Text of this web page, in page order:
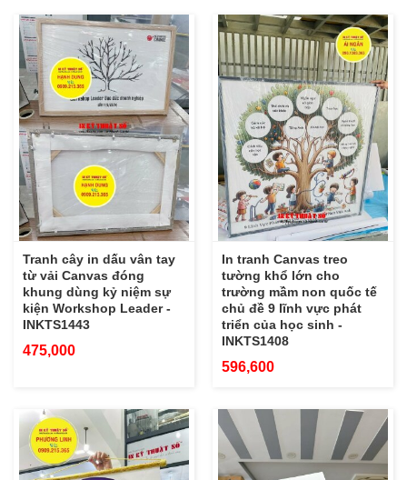
Tranh cây in dấu vân tay
từ vải Canvas đóng
khung dùng kỷ niệm sự
kiện Workshop Leader -
INKTS1443
475,000
In tranh Canvas treo
tường khổ lớn cho
trường mầm non quốc tế
chủ đề 9 lĩnh vực phát
triển của học sinh -
INKTS1408
596,600